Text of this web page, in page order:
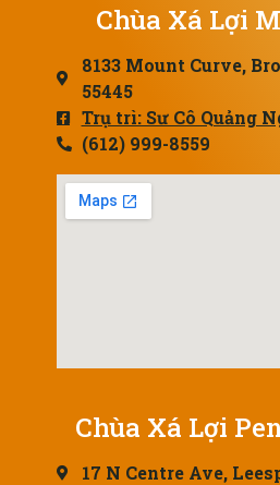
Chùa Xá Lợi
8133 Mount Curve,
55445
Trụ trì: Sư Cô Quảng
(612) 999-8559
Chùa Xá Lợi
17 N Centre Ave,